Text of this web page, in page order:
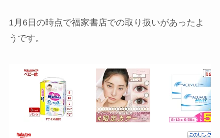
1月6日の時点で福家書店での取り扱いがあったよ
うです。